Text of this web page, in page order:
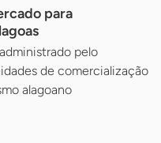
para
pelo
de comercialização
alagoano